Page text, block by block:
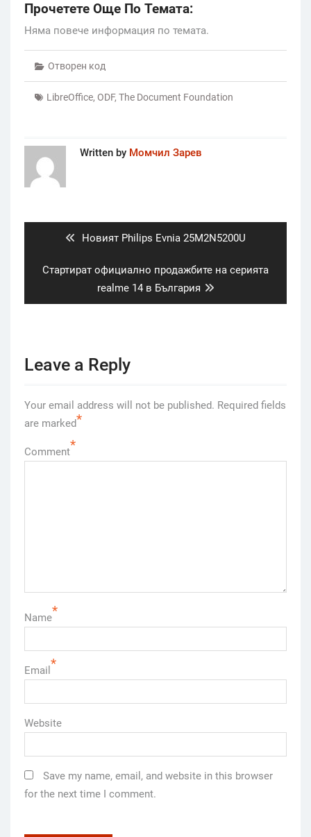
Прочетете Още По Темата:
Няма повече информация по темата.
Отворен код
LibreOffice, ODF, The Document Foundation
Written by Момчил Зарев
Previous
Новият Philips Evnia 25M2N5200U
Next
Стартират официално продажбите на серията
realme 14 в България
Leave a Reply
Your email address will not be published. Required fields
are marked*
Comment*
Name*
Email *
Website
Save my name, email, and website in this browser
for the next time I comment.